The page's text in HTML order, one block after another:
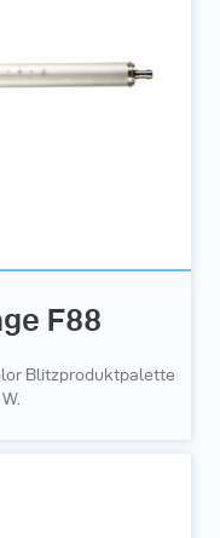
F88
Blitzproduktpalette